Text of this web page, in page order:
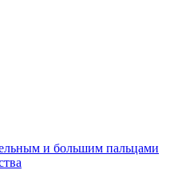
и большим пальцами